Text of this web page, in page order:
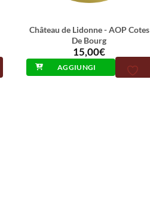
Château de Lidonne - AOP Cotes
De Bourg
15,00€
AGGIUNGI